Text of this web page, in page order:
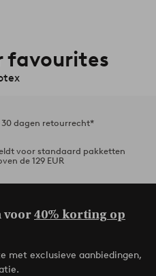
favourites
30 dagen retourrecht*
voor standaard pakketten
de 129 EUR
voor40% korting op
met exclusieve aanbiedingen,